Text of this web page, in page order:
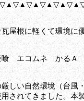
屋根に軽くて環境に
エコムネ かる
しい自然環境（台風
されてきました。本